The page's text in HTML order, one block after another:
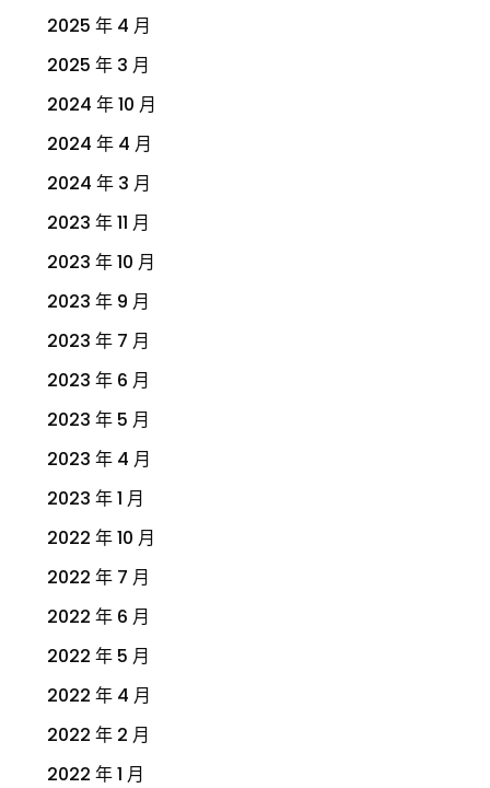
2025 年 4 月
2025 年 3 月
2024 年 10 月
2024 年 4 月
2024 年 3 月
2023 年 11 月
2023 年 10 月
2023 年 9 月
2023 年 7 月
2023 年 6 月
2023 年 5 月
2023 年 4 月
2023 年 1 月
2022 年 10 月
2022 年 7 月
2022 年 6 月
2022 年 5 月
2022 年 4 月
2022 年 2 月
2022 年 1 月